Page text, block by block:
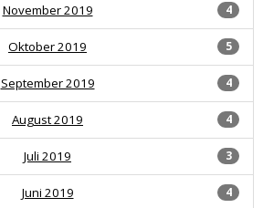
4
November 2019
5
Oktober 2019
4
September 2019
4
August 2019
3
Juli 2019
4
Juni 2019